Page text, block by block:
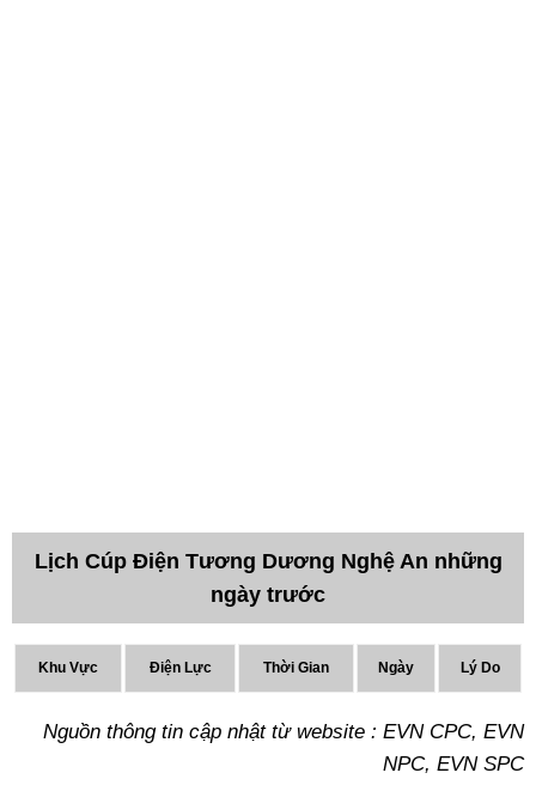
Lịch Cúp Điện Tương Dương Nghệ An những
ngày trước
Khu Vực Điện Lực Thời Gian Ngày Lý Do
Nguồn thông tin cập nhật từ website : EVN CPC, EVN
NPC, EVN SPC